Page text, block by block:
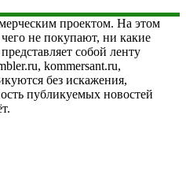
проектом. На этом
не покупают, ни какие
собой ленту
kommersant.ru,
без искажения,
публикуемых новостей